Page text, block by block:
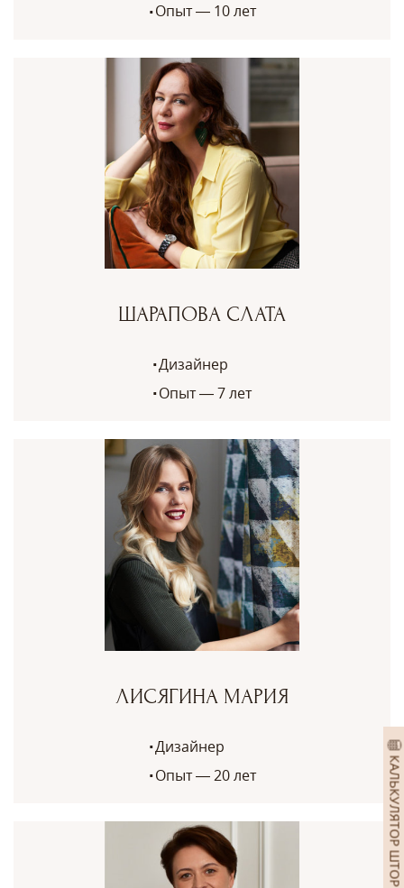
КАЛЬКУЛЯТОР ШТОР
Опыт — 10 лет
ШАРАПОВА СЛАТА
Дизайнер
Опыт — 7 лет
ЛИСЯГИНА МАРИЯ
Дизайнер
Опыт — 20 лет